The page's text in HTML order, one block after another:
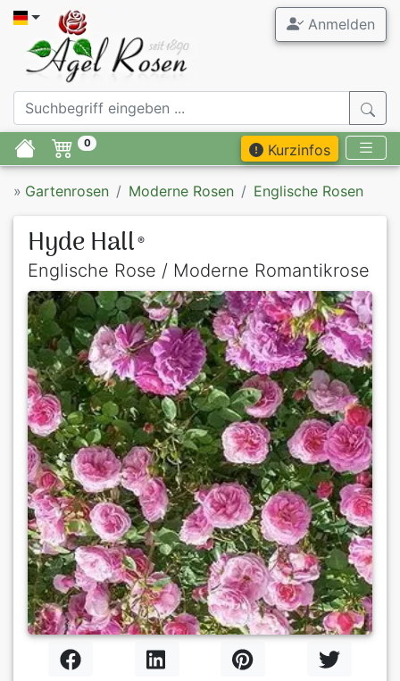
Anmelden
0 Kurzinfos
» Gartenrosen Moderne Rosen Englische Rosen
Hyde Hall ®
Englische Rose / Moderne Romantikrose